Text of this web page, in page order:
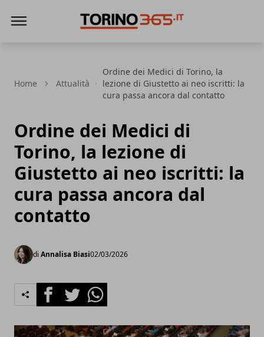
Home Attualità
Ordine dei Medici di Torino, la
lezione di Giustetto ai neo iscritti: la
cura passa ancora dal contatto
Ordine dei Medici di
Torino, la lezione di
Giustetto ai neo iscritti: la
cura passa ancora dal
contatto
di Annalisa Biasi02/03/2026
FacebookTwitterWhatsapp